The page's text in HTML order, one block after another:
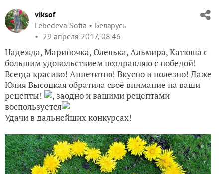
viksof
Lebedeva Sofia
Беларусь
29 апреля 2017, 08:46
Надежда, Мариночка, Оленька, Альмира, Катюша с
большим удовольствием поздравляю с победой!
Всегда красиво! Аппетитно! Вкусно и полезно! Даже
Юлия Высоцкая обратила своё внимание на ваши
рецепты!
, заодно и вашими рецептами
воспользуется
Удачи в дальнейших конкурсах!